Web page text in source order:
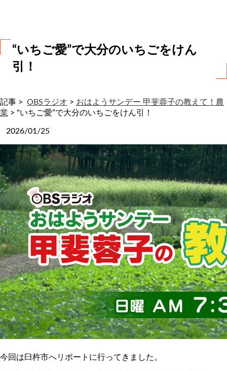
“いちご愛”で大分のいちごをけん
引！
記事 > OBSラジオ > おはようサンデー 甲斐蓉子の教えて！農
業 > “いちご愛”で大分のいちごをけん引！
2026/01/25
今回は臼杵市へリポートに行ってきました。